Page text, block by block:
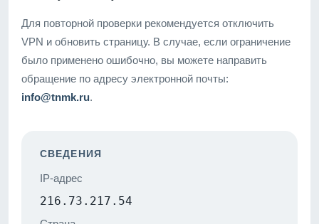
Для повторной проверки рекомендуется отключить
VPN и обновить страницу. В случае, если ограничение
было применено ошибочно, вы можете направить
обращение по адресу электронной почты:
info@tnmk.ru.
СВЕДЕНИЯ
IP-адрес
216.73.217.54